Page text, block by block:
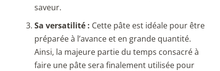
saveur.
Sa versatilité : Cette pâte est idéale pour être
préparée à l’avance et en grande quantité.
Ainsi, la majeure partie du temps consacré à
faire une pâte sera finalement utilisée pour